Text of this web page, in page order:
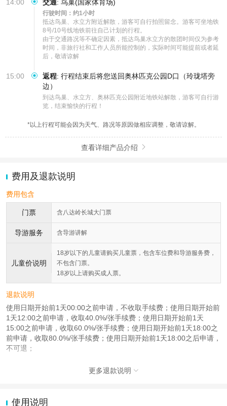
14:00 交通: 鸟巢(国家体育场)
行驶时间：约1小时
抵达鸟巢、水立方附近解散，游客可自行拍照留念。游客可坐地铁
8号/10号线地铁前往自己计划的行程。
由于交通路况等不确定因素，抵达鸟巢水立方的散团时间仅为参考
时间，非旅行社和工作人员所能控制的，实际时间可能提前或者延
后，敬请谅解
15:00 返程: 行程结束后将您送回奥林匹克公园D口（玲珑塔旁
边）
到达鸟巢、水立方、奥林匹克公园附近地铁站解散，游客可自行游
览，结束愉快的行程！
*以上行程可能会因为天气、路况等原因做相应调整，敬请谅解。
查看详细产品介绍 
费用及退款说明
费用包含
门票 含八达岭长城大门票
导游服务 含导游讲解
儿童价说明
18岁以下的儿童请购买儿童票，包含车位费和导游服务费，
不包含门票。
18岁以上请购买成人票。
退款说明
使用日期开始前1天00:00之前申请，不收取手续费；使用日期开始前
1天12:00之前申请，收取40.0%/张手续费；使用日期开始前1天
15:00之前申请，收取60.0%/张手续费；使用日期开始前1天18:00之
前申请，收取80.0%/张手续费；使用日期开始前1天18:00之后申请，
不可退；
更多退款说明 
使用说明